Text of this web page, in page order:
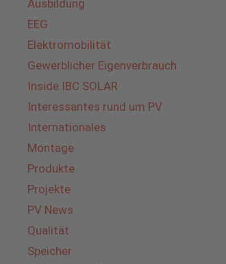
Ausbildung
EEG
Elektromobilität
Gewerblicher Eigenverbrauch
Inside IBC SOLAR
Interessantes rund um PV
Internationales
Montage
Produkte
Projekte
PV News
Qualität
Speicher